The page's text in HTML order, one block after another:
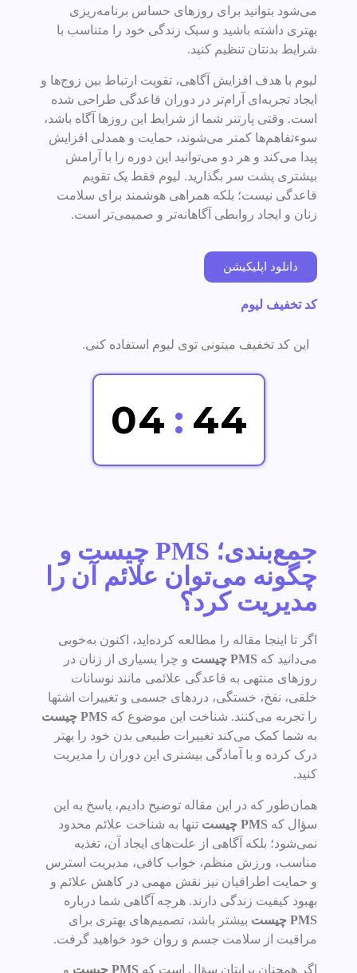
می‌شود بتوانید برای روزهای حساس برنامه‌ریزی
بهتری داشته باشید و سبک زندگی خود را متناسب با
شرایط بدنتان تنظیم کنید.
لیوم با هدف افزایش آگاهی، تقویت ارتباط بین زوج‌ها و
ایجاد تجربه‌ای آرام‌تر در دوران قاعدگی طراحی شده
است. وقتی پارتنر شما از شرایط این روزها آگاه باشد،
سوءتفاهم‌ها کمتر می‌شوند، حمایت و همدلی افزایش
پیدا می‌کند و هر دو می‌توانید این دوره را با آرامش
بیشتری پشت سر بگذارید. لیوم فقط یک تقویم
قاعدگی نیست؛ بلکه همراهی هوشمند برای سلامت
زنان و ایجاد روابطی آگاهانه‌تر و صمیمی‌تر است.
دانلود اپلیکیشن
کد تخفیف لیوم
این کد تخفیف میتونی توی لیوم استفاده کنی.
3
4
:
4
0
جمع‌بندی؛ PMS چیست و
چگونه می‌توان علائم آن را
مدیریت کرد؟
اگر تا اینجا مقاله را مطالعه کرده‌اید، اکنون به‌خوبی
می‌دانید که PMS چیست
و چرا بسیاری از زنان در
روزهای منتهی به قاعدگی علائمی مانند نوسانات
خلقی، نفخ، خستگی، دردهای جسمی و تغییرات اشتها
را تجربه می‌کنند. شناخت این موضوع که PMS چیست
به شما کمک می‌کند تغییرات طبیعی بدن خود را بهتر
درک کرده و با آمادگی بیشتری این دوران را مدیریت
کنید.
همان‌طور که در این مقاله توضیح دادیم، پاسخ به این
سؤال که PMS چیست
تنها به شناخت علائم محدود
نمی‌شود؛ بلکه آگاهی از علت‌های ایجاد آن، تغذیه
مناسب، ورزش منظم، خواب کافی، مدیریت استرس
و حمایت اطرافیان نیز نقش مهمی در کاهش علائم و
بهبود کیفیت زندگی دارند. هرچه آگاهی شما درباره
PMS چیست
بیشتر باشد، تصمیم‌های بهتری برای
مراقبت از سلامت جسم و روان خود خواهید گرفت.
اگر همچنان برایتان سؤال است که PMS چیست و